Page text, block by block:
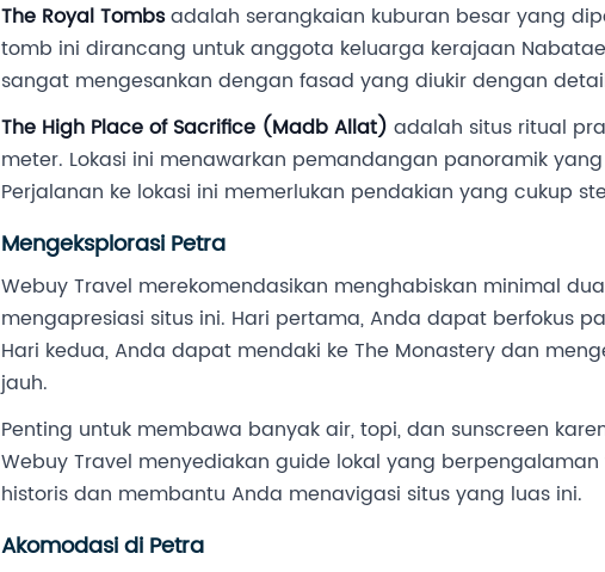
The Royal Tombsadalah serangkaian kuburan besar yang
tomb ini dirancang untuk anggota keluarga kerajaan
sangat mengesankan dengan fasad yang diukir dengan
The High Place of Sacrifice (Madb Allat) adalah situs ritual
meter. Lokasi ini menawarkan pemandangan panoramik
Perjalanan ke lokasi ini memerlukan pendakian yang cukup
Mengeksplorasi Petra
Webuy Travel merekomendasikan menghabiskan minimal
mengapresiasi situs ini. Hari pertama, Anda dapat berfokus
Hari kedua, Anda dapat mendaki ke The Monastery dan
jauh.
Penting untuk membawa banyak air, topi, dan sunscreen
Webuy Travel menyediakan guide lokal yang
historis dan membantu Anda menavigasi situs yang luas ini.
Akomodasi di Petra